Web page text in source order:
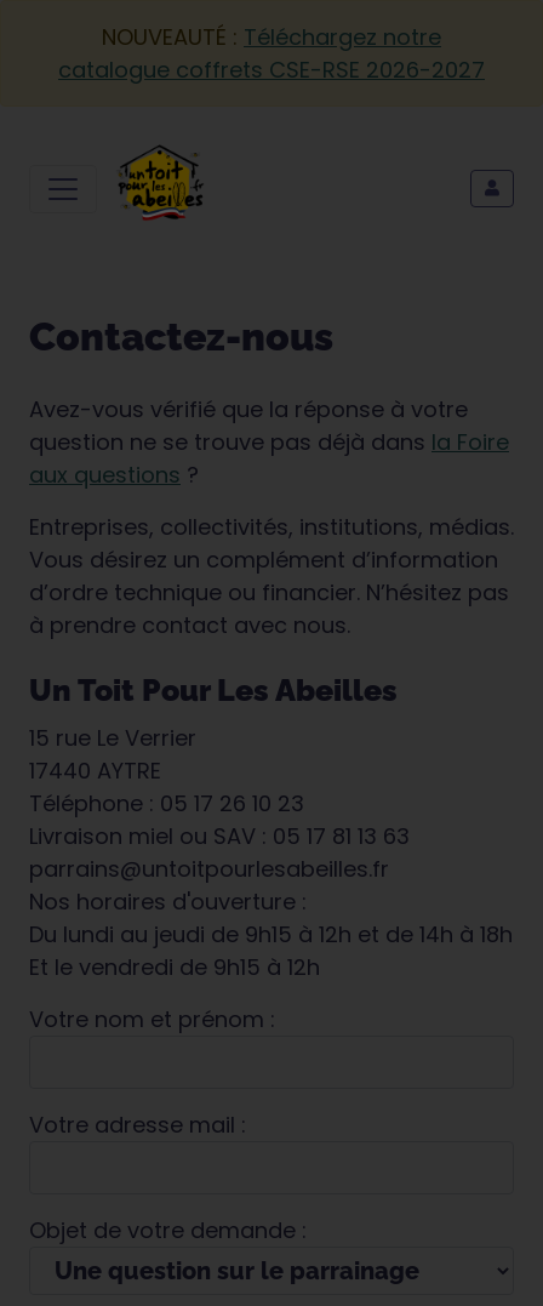
NOUVEAUTÉ : Téléchargez notre
catalogue coffrets CSE-RSE 2026-2027
Contactez-nous
Avez-vous vérifié que la réponse à votre
question ne se trouve pas déjà dans la Foire
aux questions ?
Entreprises, collectivités, institutions, médias.
Vous désirez un complément d’information
d’ordre technique ou financier. N’hésitez pas
à prendre contact avec nous.
Un Toit Pour Les Abeilles
15 rue Le Verrier
17440 AYTRE
Téléphone : 05 17 26 10 23
Livraison miel ou SAV : 05 17 81 13 63
parrains@untoitpourlesabeilles.fr
Nos horaires d'ouverture :
Du lundi au jeudi de 9h15 à 12h et de 14h à 18h
Et le vendredi de 9h15 à 12h
Votre nom et prénom :
Votre adresse mail :
Objet de votre demande :